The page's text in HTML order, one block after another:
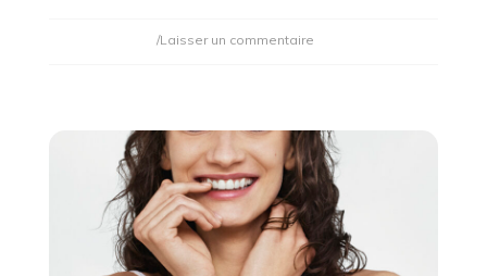
/Laisser un commentaire
soirée
cocooning
?